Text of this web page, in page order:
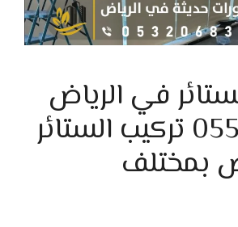
في الرياض
0558393231 تركيب الستائر
بمختلف